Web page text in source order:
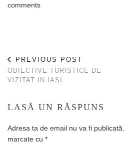
comments
PREVIOUS POST
OBIECTIVE TURISTICE DE
VIZITAT IN IASI
LASĂ UN RĂSPUNS
Adresa ta de email nu va fi publicată.
marcate cu *